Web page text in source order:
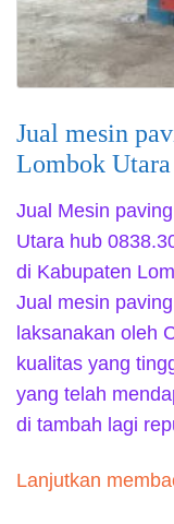
Jual mesin
Lombok
Jual Mesin
Utara hub
di Kabupaten
Jual mesin
laksanakan oleh
kualitas yang
yang telah
di tambah lagi
Lanjutkan